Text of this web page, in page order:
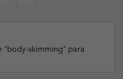
"body-skimming" para